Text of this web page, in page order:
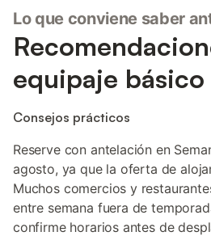
Lo que conviene saber
equipaje básico
Consejos prácticos
Reserve con antelación en
agosto, ya que la oferta de
Muchos comercios y
entre semana fuera de
confirme horarios antes de